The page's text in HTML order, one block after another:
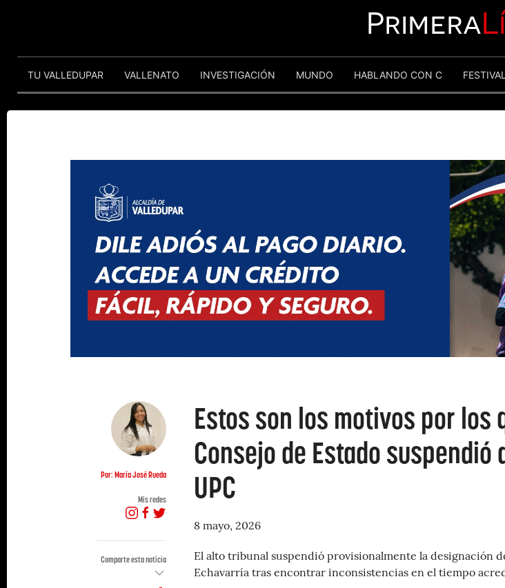
Primera
TU VALLEDUPAR VALLENATO INVESTIGACIÓN MUNDO HABLANDO CON C
Por: María José Rueda
Mis redes
Comparte esta noticia
Estos son los motivos por los
Consejo de Estado suspendió
UPC
8 mayo, 2026
El alto tribunal suspendió provisionalmente la designación
Echavarría tras encontrar inconsistencias en el tiempo